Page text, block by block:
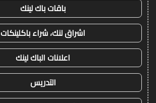
باقات باك لينك
اشراق لنك، شراء باكلينكات
اعلانات الباك لينك
التدريس